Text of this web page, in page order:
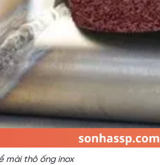
mài thô ống inox